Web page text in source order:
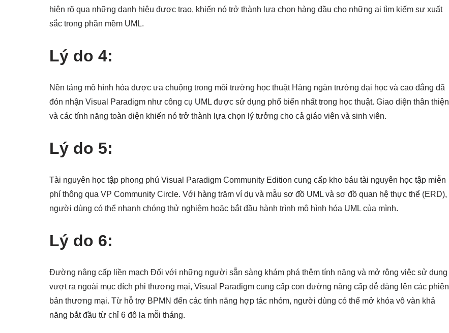
hiện rõ qua những danh hiệu được trao, khiến nó trở thành lựa chọn hàng đầu cho những ai tìm kiếm sự xuất
sắc trong phần mềm UML.
Lý do 4:
Nền tảng mô hình hóa được ưa chuộng trong môi trường học thuật Hàng ngàn trường đại học và cao đẳng đã
đón nhận Visual Paradigm như công cụ UML được sử dụng phổ biến nhất trong học thuật. Giao diện thân thiện
và các tính năng toàn diện khiến nó trở thành lựa chọn lý tưởng cho cả giáo viên và sinh viên.
Lý do 5:
Tài nguyên học tập phong phú Visual Paradigm Community Edition cung cấp kho báu tài nguyên học tập miễn
phí thông qua VP Community Circle. Với hàng trăm ví dụ và mẫu sơ đồ UML và sơ đồ quan hệ thực thể (ERD),
người dùng có thể nhanh chóng thử nghiệm hoặc bắt đầu hành trình mô hình hóa UML của mình.
Lý do 6:
Đường nâng cấp liền mạch Đối với những người sẵn sàng khám phá thêm tính năng và mở rộng việc sử dụng
vượt ra ngoài mục đích phi thương mại, Visual Paradigm cung cấp con đường nâng cấp dễ dàng lên các phiên
bản thương mại. Từ hỗ trợ BPMN đến các tính năng hợp tác nhóm, người dùng có thể mở khóa vô vàn khả
năng bắt đầu từ chỉ 6 đô la mỗi tháng.